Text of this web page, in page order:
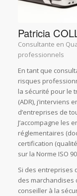
Patricia
Consultante en
professionnels
En tant que
risques
la sécurité pour le
(ADR), j’interviens
d’entreprises de
J’accompagne les
réglementaires
certification
sur la Norme ISO
Si des entreprises
des marchandises
conseiller à la